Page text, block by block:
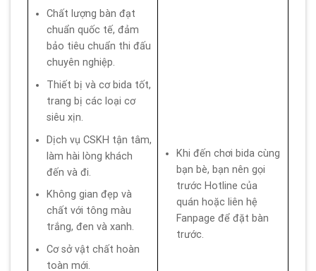
Chất lượng bàn đạt
chuẩn quốc tế, đảm
bảo tiêu chuẩn thi đấu
chuyên nghiệp.
Thiết bị và cơ bida tốt,
trang bị các loại cơ
siêu xịn.
Dịch vụ CSKH tận tâm,
làm hài lòng khách
đến và đi.
Không gian đẹp và
chất với tông màu
trắng, đen và xanh.
Cơ sở vật chất hoàn
toàn mới.
Khi đến chơi bida cùng
bạn bè, bạn nên gọi
trước Hotline của
quán hoặc liên hệ
Fanpage để đặt bàn
trước.